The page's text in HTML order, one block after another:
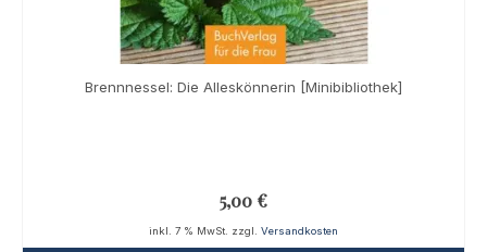
Brennnessel: Die Alleskönnerin [Minibibliothek]
5,00 €
inkl. 7 % MwSt. zzgl. Versandkosten